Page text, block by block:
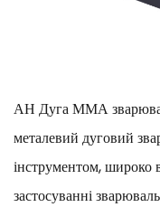
АН Дуга ММА
металевий дуговий
інструментом, широко
застосуванні